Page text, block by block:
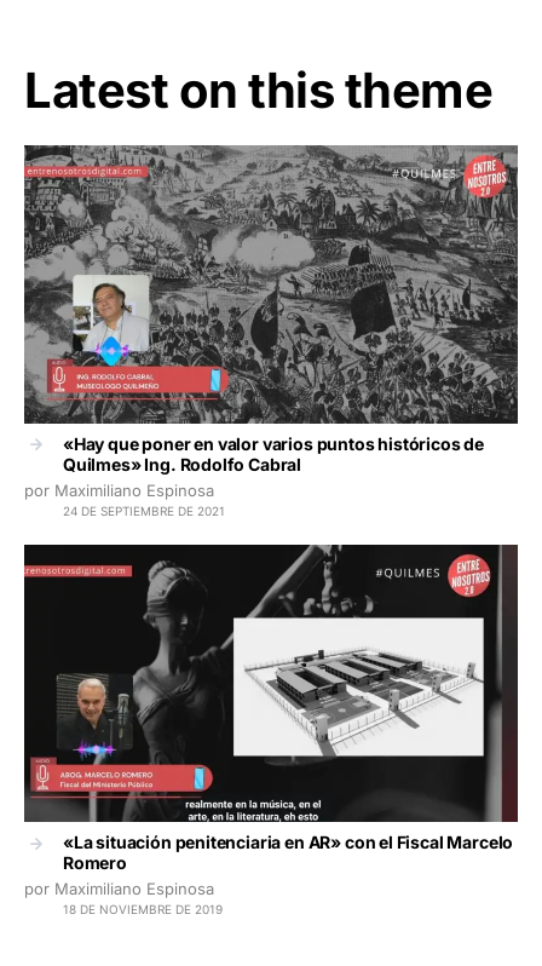
Latest on this theme
«Hay que poner en valor varios puntos históricos de
Quilmes» Ing. Rodolfo Cabral
por Maximiliano Espinosa
24 DE SEPTIEMBRE DE 2021
«La situación penitenciaria en AR» con el Fiscal Marcelo
Romero
por Maximiliano Espinosa
18 DE NOVIEMBRE DE 2019